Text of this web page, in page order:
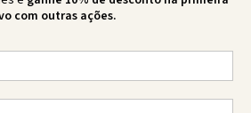
com outras ações.